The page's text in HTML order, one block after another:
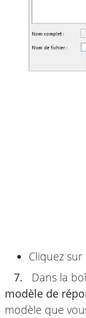
Cliquez sur
7.
Dans la
modèle de
modèle que